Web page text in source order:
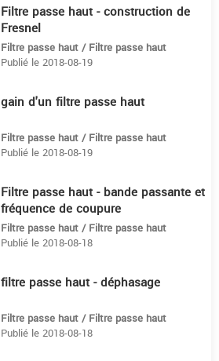
Filtre passe haut - construction de
Fresnel️️
Filtre passe haut / Filtre passe haut
Publié le 2018-08-19
gain d'un filtre passe haut️️
Filtre passe haut / Filtre passe haut
Publié le 2018-08-19
Filtre passe haut - bande passante et
fréquence de coupure
Filtre passe haut / Filtre passe haut
Publié le 2018-08-18
filtre passe haut - déphasage
Filtre passe haut / Filtre passe haut
Publié le 2018-08-18